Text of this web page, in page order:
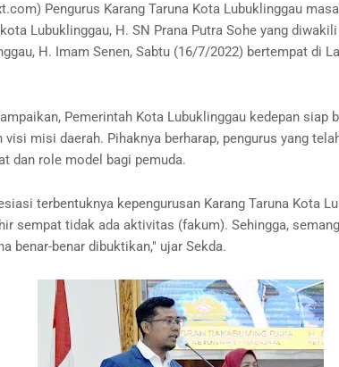
Pengurus Karang Taruna Kota Lubuklinggau
Lubuklinggau, H. SN Prana Putra Sohe yang
H. Imam Senen, Sabtu (16/7/2022) bertempat di
Pemerintah Kota Lubuklinggau kedepan siap
visi misi daerah. Pihaknya berharap, pengurus yang
dan role model bagi pemuda.
terbentuknya kepengurusan Karang Taruna Kota
sempat tidak ada aktivitas (fakum). Sehingga,
benar-benar dibuktikan," ujar Sekda.